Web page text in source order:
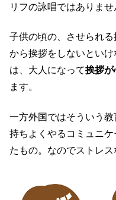
リフの詠唱ではありま
子供の頃の、させられ
から挨拶をしないとい
は、大人になって挨拶が
ます。
一方外国ではそういう
持ちよくやるコミュニ
たもの。なのでストレス